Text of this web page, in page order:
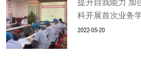
提升自我能力 加
科开展首次业务
2022-05-20